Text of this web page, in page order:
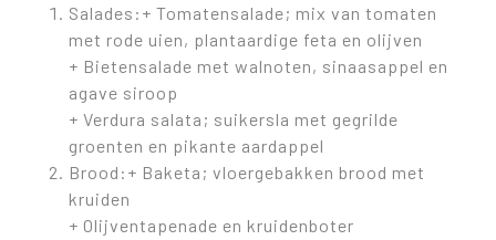
Salades:+ Tomatensalade; mix van tomaten
met rode uien, plantaardige feta en olijven
+ Bietensalade met walnoten, sinaasappel en
agave siroop
+ Verdura salata; suikersla met gegrilde
groenten en pikante aardappel
Brood:+ Baketa; vloergebakken brood met
kruiden
+ Olijventapenade en kruidenboter